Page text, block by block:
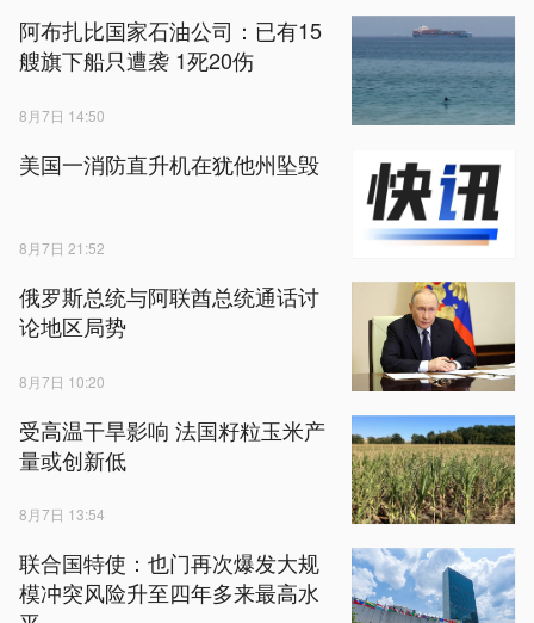
阿布扎比国家石油公司：已有15
艘旗下船只遭袭 1死20伤
8月7日 14:50
美国一消防直升机在犹他州坠毁
8月7日 21:52
俄罗斯总统与阿联酋总统通话讨
论地区局势
8月7日 10:20
受高温干旱影响 法国籽粒玉米产
量或创新低
8月7日 13:54
联合国特使：也门再次爆发大规
模冲突风险升至四年多来最高水